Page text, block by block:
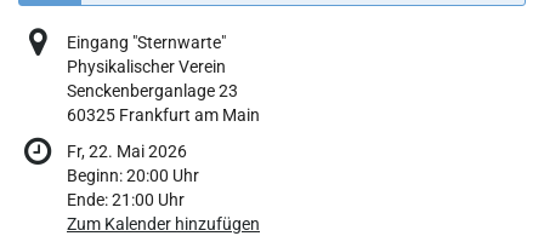
Eingang "Sternwarte"
Physikalischer Verein
Senckenberganlage 23
60325 Frankfurt am Main
Fr, 22. Mai 2026
Beginn:20:00 Uhr
Ende:21:00 Uhr
Zum Kalender hinzufügen